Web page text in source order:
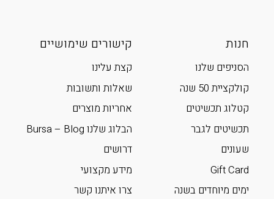
חנות
הסניפים שלנו
קולקציית 50 שנה
קטלוג תכשיטים
תכשיטים לגבר
שעונים
Gift Card
ימים מיוחדים בשנה
קישורים שימושיים
קצת עלינו
שאלות ותשובות
אחריות מוצרים
הבלוג שלנו Bursa – Blog
דרושים
מידע מקצועי
צרו איתנו קשר